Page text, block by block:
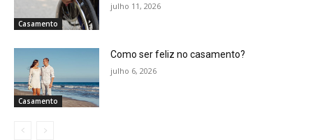
Casamento
julho 11, 2026
Casamento
Como ser feliz no casamento?
julho 6, 2026